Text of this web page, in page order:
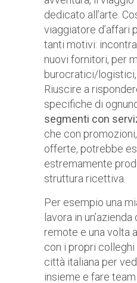
dedicato all’arte.
viaggiatore d’affari
tanti motivi:
nuovi fornitori, per
burocratici/
Riuscire a
specifiche di
segmenti con
che con
offerte, potrebbe
estremamente
struttura ricettiva.
Per esempio una
lavora in un’azienda
remote e una volta
con i propri colleghi
città italiana per
insieme e fare team